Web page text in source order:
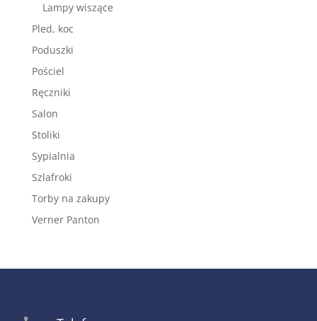
Lampy wiszące
Pled, koc
Poduszki
Pościel
Ręczniki
Salon
Stoliki
Sypialnia
Szlafroki
Torby na zakupy
Verner Panton